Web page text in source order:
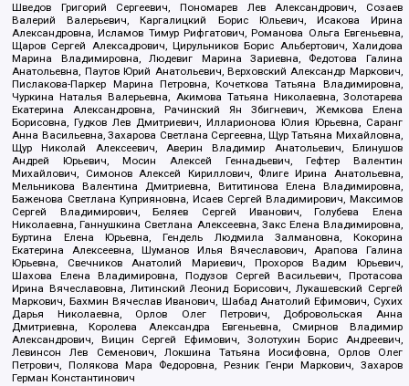
Шведов Григорий Сергеевич, Пономарев Лев Александрович, Созаев
Валерий Валерьевич, Каргалицкий Борис Юльевич, Исакова Ирина
Александровна, Исламов Тимур Рифгатович, Романова Ольга Евгеньевна,
Щаров Сергей Алексадрович, Цирульников Борис Альбертович, Халидова
Марина Владимировна, Людевиг Марина Зариевна, Федотова Галина
Анатольевна, Паутов Юрий Анатольевич, Верховский Александр Маркович,
Пислакова-Паркер Марина Петровна, Кочеткова Татьяна Владимировна,
Чуркина Наталья Валерьевна, Акимова Татьяна Николаевна, Золотарева
Екатерина Александровна, Рачинский Ян Збигневич, Жемкова Елена
Борисовна, Гудков Лев Дмитриевич, Илларионова Юлия Юрьевна, Саранг
Анна Васильевна, Захарова Светлана Сергеевна, Щур Татьяна Михайловна,
Щур Николай Алексеевич, Аверин Владимир Анатольевич, Блинушов
Андрей Юрьевич, Мосин Алексей Геннадьевич, Гефтер Валентин
Михайлович, Симонов Алексей Кириллович, Флиге Ирина Анатольевна,
Мельникова Валентина Дмитриевна, Вититинова Елена Владимировна,
Баженова Светлана Куприяновна, Исаев Сергей Владимирович, Максимов
Сергей Владимирович, Беляев Сергей Иванович, Голубева Елена
Николаевна, Ганнушкина Светлана Алексеевна, Закс Елена Владимировна,
Буртина Елена Юрьевна, Гендель Людмила Залмановна, Кокорина
Екатерина Алексеевна, Шуманов Илья Вячеславович, Арапова Галина
Юрьевна, Свечников Анатолий Мариевич, Прохоров Вадим Юрьевич,
Шахова Елена Владимировна, Подузов Сергей Васильевич, Протасова
Ирина Вячеславовна, Литинский Леонид Борисович, Лукашевский Сергей
Маркович, Бахмин Вячеслав Иванович, Шабад Анатолий Ефимович, Сухих
Дарья Николаевна, Орлов Олег Петрович, Добровольская Анна
Дмитриевна, Королева Александра Евгеньевна, Смирнов Владимир
Александрович, Вицин Сергей Ефимович, Золотухин Борис Андреевич,
Левинсон Лев Семенович, Локшина Татьяна Иосифовна, Орлов Олег
Петрович, Полякова Мара Федоровна, Резник Генри Маркович, Захаров
Герман Константинович